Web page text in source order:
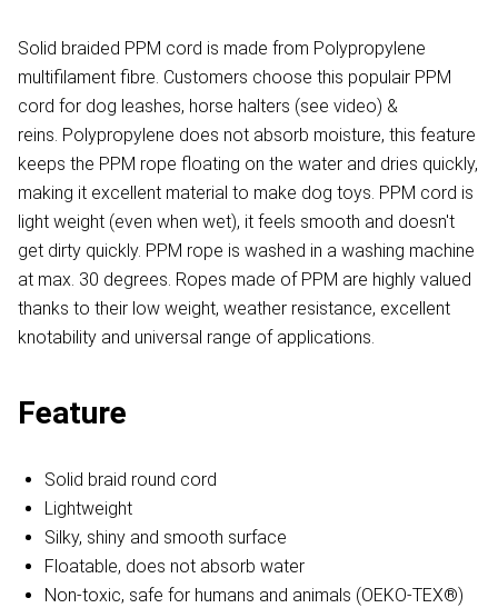
Solid braided PPM cord is made from Polypropylene
multifilament fibre. Customers choose this populair PPM
cord for dog leashes, horse halters (see video) &
reins. Polypropylene does not absorb moisture, this feature
keeps the PPM rope floating on the water and dries quickly,
making it excellent material to make dog toys. PPM cord is
light weight (even when wet), it feels smooth and doesn't
get dirty quickly. PPM rope is washed in a washing machine
at max. 30 degrees. Ropes made of PPM are highly valued
thanks to their low weight, weather resistance, excellent
knotability and universal range of applications.
Feature
Solid braid round cord
Lightweight
Silky, shiny and smooth surface
Floatable, does not absorb water
Non-toxic, safe for humans and animals (OEKO-TEX®)